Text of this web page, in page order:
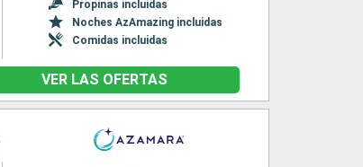
Propinas incluidas
Noches AzAmazing incluidas
Comidas incluidas
VER LAS OFERTAS